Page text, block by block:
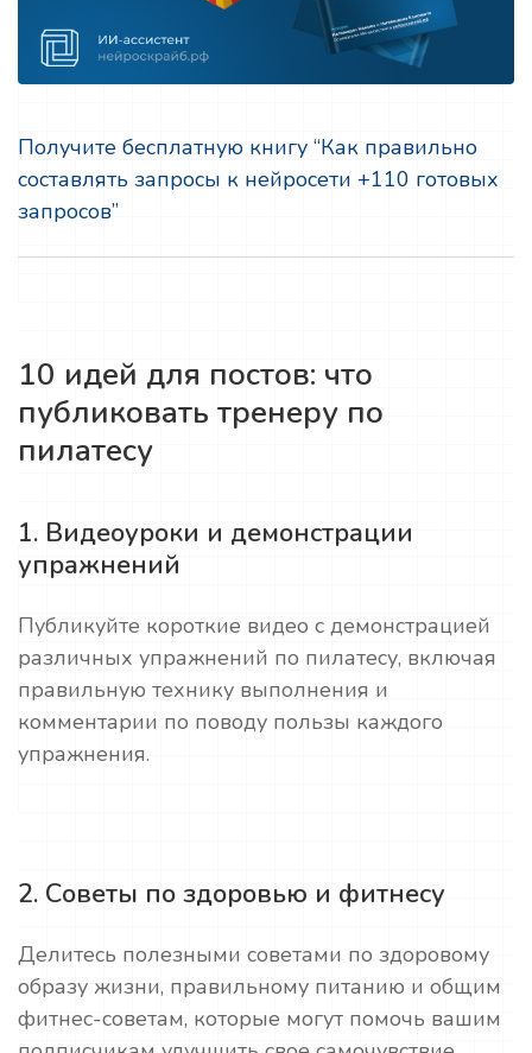
Получите бесплатную книгу “Как правильно
составлять запросы к нейросети +110 готовых
запросов”
10 идей для постов: что
публиковать тренеру по
пилатесу
1. Видеоуроки и демонстрации
упражнений
Публикуйте короткие видео с демонстрацией
различных упражнений по пилатесу, включая
правильную технику выполнения и
комментарии по поводу пользы каждого
упражнения.
2. Советы по здоровью и фитнесу
Делитесь полезными советами по здоровому
образу жизни, правильному питанию и общим
фитнес-советам, которые могут помочь вашим